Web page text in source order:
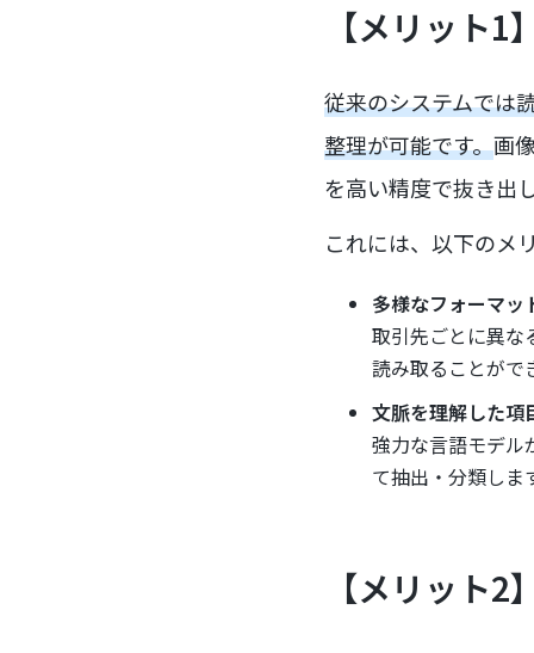
【メリット
従来のシステムでは
整理が可能です。画
を高い精度で抜き出
これには、以下のメ
多様なフォーマッ
取引先ごとに異な
読み取ることがで
文脈を理解した項
強力な言語モデル
て抽出・分類しま
【メリット